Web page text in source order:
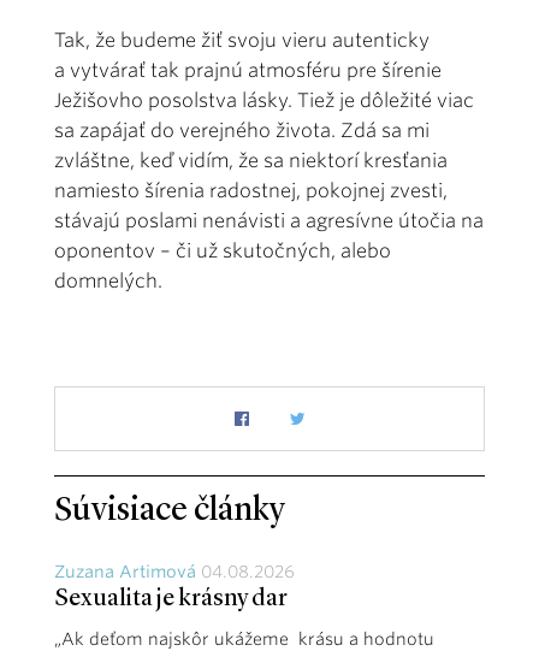
Tak, že budeme žiť svoju vieru autenticky
a vytvárať tak prajnú atmosféru pre šírenie
Ježišovho posolstva lásky. Tiež je dôležité viac
sa zapájať do verejného života. Zdá sa mi
zvláštne, keď vidím, že sa niektorí kresťania
namiesto šírenia radostnej, pokojnej zvesti,
stávajú poslami nenávisti a agresívne útočia na
oponentov – či už skutočných, alebo
domnelých.
Súvisiace články
Zuzana Artimová 04.08.2026
Sexualita je krásny dar
„Ak deťom najskôr ukážeme krásu a hodnotu